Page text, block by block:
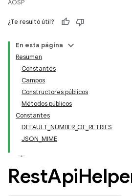
AOSP
¿Te resultó útil?
En esta página
Resumen
Constantes
Campos
Constructores públicos
Métodos públicos
Constantes
DEFAULT_NUMBER_OF_RETRIES
JSON_MIME
RestApi